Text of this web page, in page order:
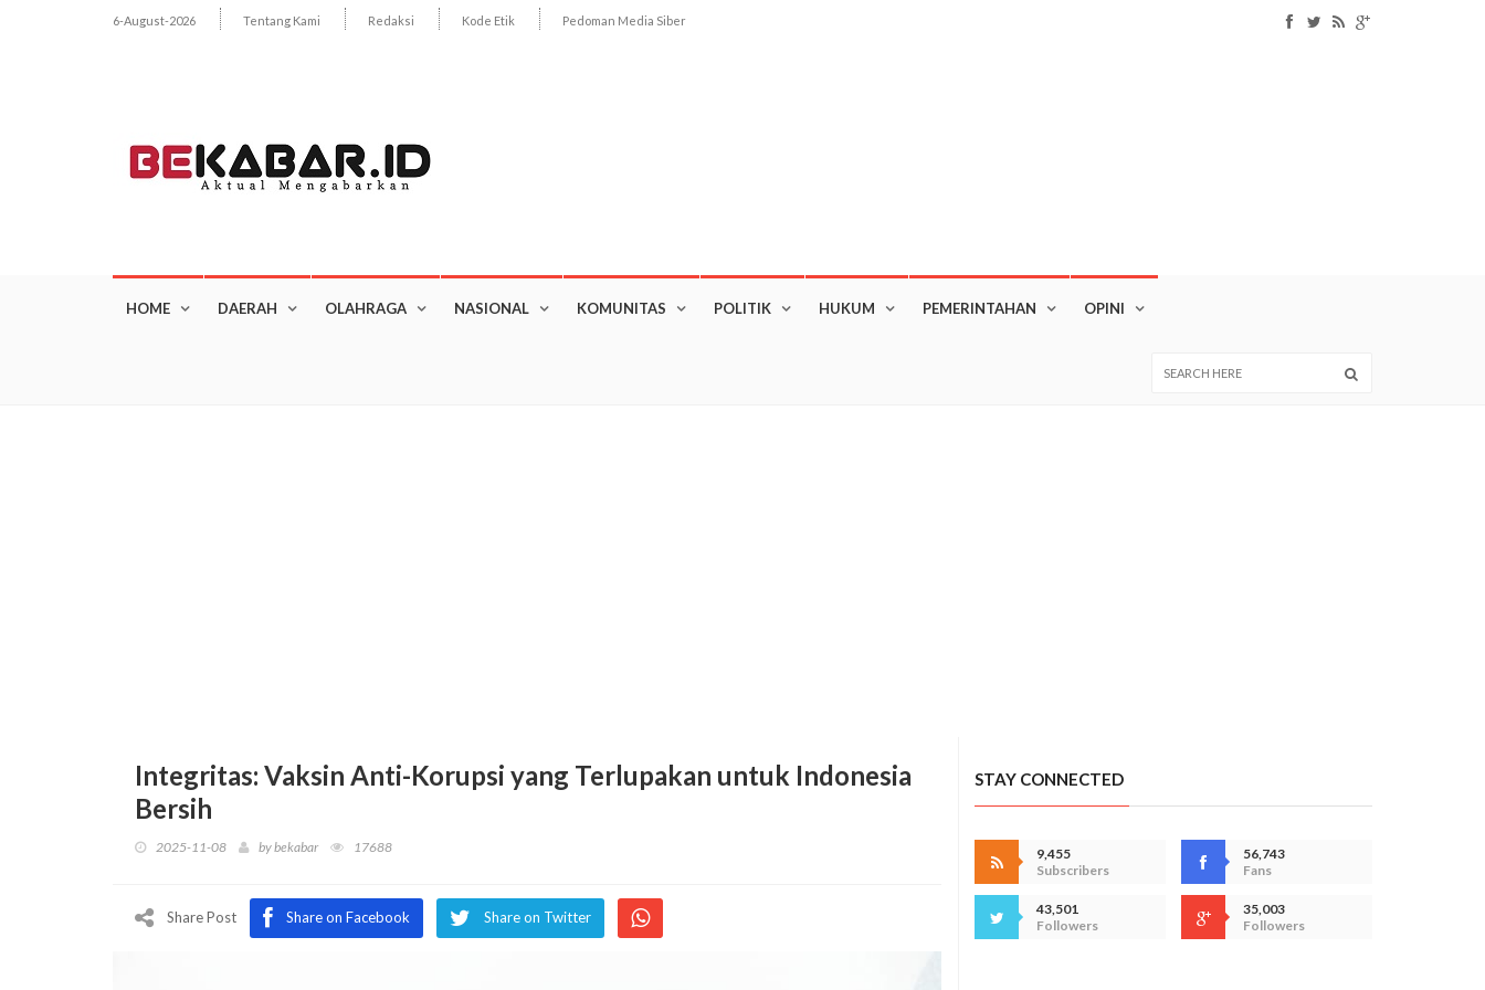
6-August-2026 Tentang Kami Redaksi Kode Etik Pedoman Media Siber
HOME DAERAH OLAHRAGA NASIONAL KOMUNITAS POLITIK HUKUM PEMERINTAHAN OPINI
Integritas: Vaksin Anti-Korupsi yang Terlupakan untuk Indonesia
Bersih
2025-11-08 bybekabar 17688
Share Post Share on Facebook Share on Twitter
STAY CONNECTED
9,455
Subscribers
56,743
Fans
43,501
Followers
35,003
Followers